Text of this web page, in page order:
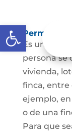
Abrir barra de
Permuta
Es uno de
persona se
vivienda,
finca, entre
ejemplo,
o de una
Para que